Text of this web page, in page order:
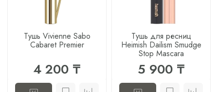
Тушь Vivienne Sabo
Cabaret Premier
4 200 ₸
Тушь для ресниц
Heimish Dailism Smudge
Stop Mascara
5 900 ₸